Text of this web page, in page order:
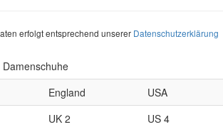
erfolgt entsprechend unserer Datenschutzerklärung
England
USA
UK 2
US 4